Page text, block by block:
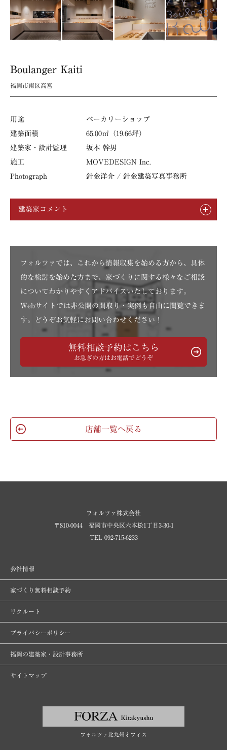
Boulanger Kaiti
福岡市南区高宮
用途
ベーカリーショップ
建築面積
65.00㎡（19.66坪）
建築家・設計監理
坂本 幹男
施工
MOVEDESIGN Inc.
Photograph
針金洋介 / 針金建築写真事務所
建築家コメント
フォルツァでは、これから情報収集を始める方から、具体
的な検討を始めた方まで、家づくりに関する様々なご相談
についてわかりやすくアドバイスいたしております。
Webサイトでは非公開の間取り・実例も自由に閲覧できま
す。どうぞお気軽にお問い合わせください！
無料相談予約はこちら
お急ぎの方はお電話でどうぞ
店舗一覧へ戻る
フォルツァ株式会社
〒810-0044 福岡市中央区六本松1丁目3-30-1
TEL 092-715-6233
会社情報
家づくり無料相談予約
リクルート
プライバシーポリシー
福岡の建築家・設計事務所
サイトマップ
フォルツァ北九州オフィス